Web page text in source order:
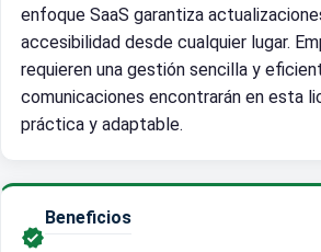
enfoque SaaS garantiza
accesibilidad desde cualquier lugar.
requieren una gestión sencilla y
comunicaciones encontrarán en esta
práctica y adaptable.

Beneficios